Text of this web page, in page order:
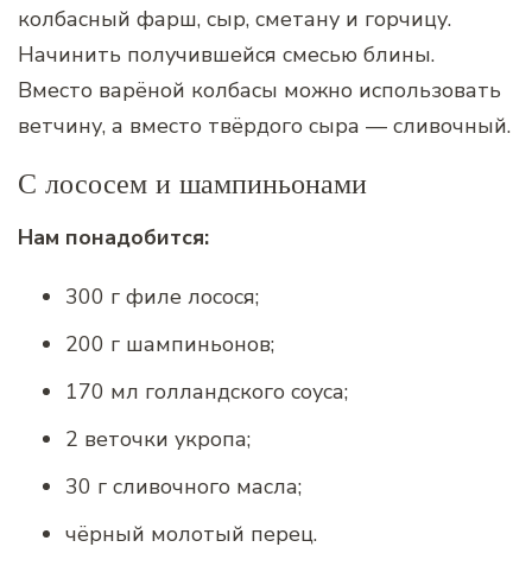
колбасный фарш, сыр, сметану и горчицу.
Начинить получившейся смесью блины.
Вместо варёной колбасы можно использовать
ветчину, а вместо твёрдого сыра — сливочный.
С лососем и шампиньонами
Нам понадобится:
300 г филе лосося;
200 г шампиньонов;
170 мл голландского соуса;
2 веточки укропа;
30 г сливочного масла;
чёрный молотый перец.